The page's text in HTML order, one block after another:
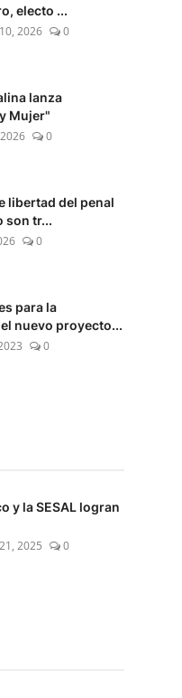
electo ...
2026 0
lanza
Mujer"
0
libertad del penal
son tr...
0
para la
nuevo proyecto...
0
y la SESAL logran
2025 0